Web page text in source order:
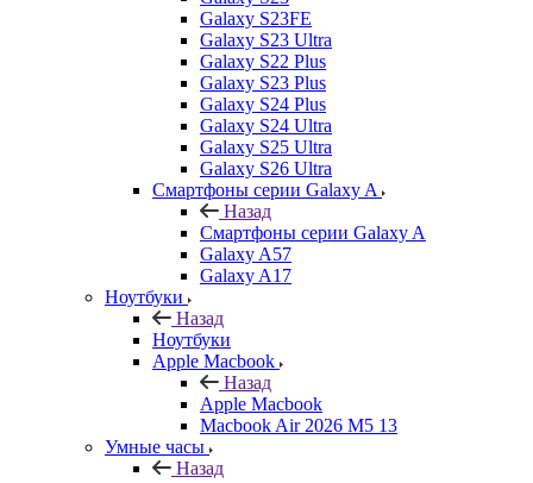
Galaxy S23FE
Galaxy S23 Ultra
Galaxy S22 Plus
Galaxy S23 Plus
Galaxy S24 Plus
Galaxy S24 Ultra
Galaxy S25 Ultra
Galaxy S26 Ultra
Смартфоны серии Galaxy A
Назад
Смартфоны серии Galaxy A
Galaxy A57
Galaxy A17
Ноутбуки
Назад
Ноутбуки
Apple Macbook
Назад
Apple Macbook
Macbook Air 2026 M5 13
Умные часы
Назад